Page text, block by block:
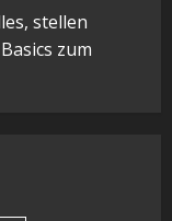
stellen
zum